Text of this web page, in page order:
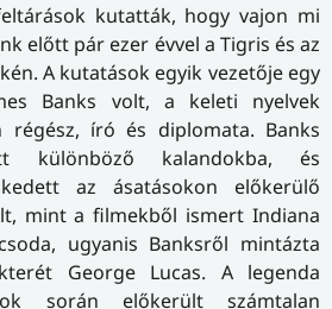
kutatták, hogy vajon mi
előtt pár ezer évvel a Tigris és az
A kutatások egyik vezetője egy
Banks volt, a keleti nyelvek
régész, író és diplomata. Banks
különböző kalandokba, és
az ásatásokon előkerülő
mint a filmekből ismert Indiana
ugyanis Banksről mintázta
George Lucas. A legenda
során előkerült számtalan